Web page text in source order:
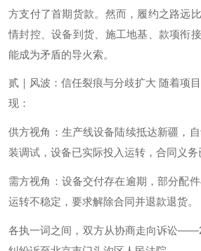
方支付了首期货款。然而，履约之路远
情封控、设备到货、施工地基、款项
能成为矛盾的导火索。
贰｜风波：信任裂痕与分歧扩大 随着项
现：
供方视角：生产线设备陆续抵达新疆，
装调试，设备已实际投入运转，合同义务
需方视角：设备交付存在逾期，部分配
运转不稳定，要求解除合同并退款退货。
各执一词之间，双方从协商走向诉讼